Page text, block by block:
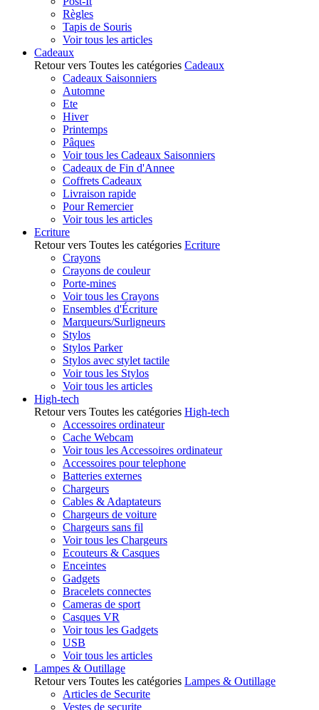
Règles
Tapis de Souris
Voir tous les articles
Cadeaux
Retour vers Toutes les catégories Cadeaux
Cadeaux Saisonniers
Automne
Ete
Hiver
Printemps
Pâques
Voir tous les Cadeaux Saisonniers
Cadeaux de Fin d'Annee
Coffrets Cadeaux
Livraison rapide
Pour Remercier
Voir tous les articles
Ecriture
Retour vers Toutes les catégories Ecriture
Crayons
Crayons de couleur
Porte-mines
Voir tous les Crayons
Ensembles d'Écriture
Marqueurs/Surligneurs
Stylos
Stylos Parker
Stylos avec stylet tactile
Voir tous les Stylos
Voir tous les articles
High-tech
Retour vers Toutes les catégories High-tech
Accessoires ordinateur
Cache Webcam
Voir tous les Accessoires ordinateur
Accessoires pour telephone
Batteries externes
Chargeurs
Cables & Adaptateurs
Chargeurs de voiture
Chargeurs sans fil
Voir tous les Chargeurs
Ecouteurs & Casques
Enceintes
Gadgets
Bracelets connectes
Cameras de sport
Casques VR
Voir tous les Gadgets
USB
Voir tous les articles
Lampes & Outillage
Retour vers Toutes les catégories Lampes & Outillage
Articles de Securite
Vestes de securite